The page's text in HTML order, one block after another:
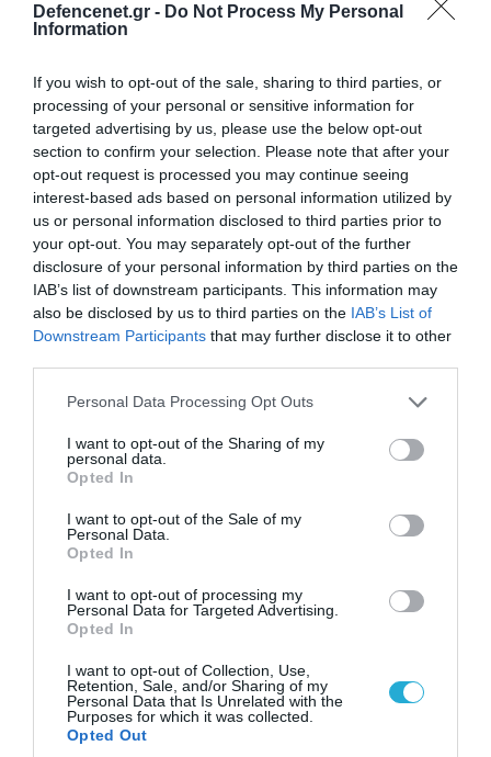
Defencenet.gr - Do Not Process My Personal
Information
If you wish to opt-out of the sale, sharing to third parties, or
processing of your personal or sensitive information for
targeted advertising by us, please use the below opt-out
section to confirm your selection. Please note that after your
opt-out request is processed you may continue seeing
interest-based ads based on personal information utilized by
us or personal information disclosed to third parties prior to
your opt-out. You may separately opt-out of the further
disclosure of your personal information by third parties on the
IAB’s list of downstream participants. This information may
also be disclosed by us to third parties on the IAB’s List of
Downstream Participants that may further disclose it to other
Please note that this website/app uses one or more Google
not limited to your visit or usage behaviour. You may click to
grant or deny consent to Google and its third-party tags to
use your data for below specified purposes in below Google
consent section.
Personal Data Processing Opt Outs
I want to opt-out of the Sharing of my
personal data.
Opted In
I want to opt-out of the Sale of my
Personal Data.
Opted In
I want to opt-out of processing my
Personal Data for Targeted Advertising.
Opted In
I want to opt-out of Collection, Use,
Retention, Sale, and/or Sharing of my
Personal Data that Is Unrelated with the
Purposes for which it was collected.
Opted Out
08.08.2026 | 13:02
Βίντεο: Ρωσική βόμβα FAB-3000 «εξαφανίζει
από τον χάρτη» σημείο διέλευσης των
ουκρανικών δυνάμεων στην Ζαπορίζια
08.08.2026 | 17:02
Περιορίζει την κίνηση πλοίων από την Μαύρη
Θάλασσα